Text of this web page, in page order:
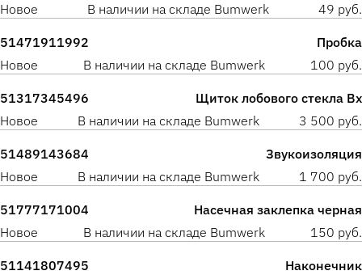
Новое
В наличии на складе Bumwerk 49 руб.
51471911992
Пробка
Новое
В наличии на складе Bumwerk 100 руб.
51317345496
Щиток лобового стекла Вх
Новое
В наличии на складе Bumwerk 3 500 руб.
51489143684
Звукоизоляция
Новое
В наличии на складе Bumwerk 1 700 руб.
51777171004
Насечная заклепка черная
Новое
В наличии на складе Bumwerk 150 руб.
51141807495
Наконечник